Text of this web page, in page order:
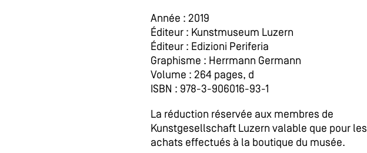
Année : 2019
Éditeur : Kunstmuseum Luzern
Éditeur : Edizioni Periferia
Graphisme : Herrmann Germann
Volume : 264 pages, d
ISBN : 978-3-906016-93-1
La réduction réservée aux membres de
Kunstgesellschaft Luzern valable que pour les
achats effectués à la boutique du musée.